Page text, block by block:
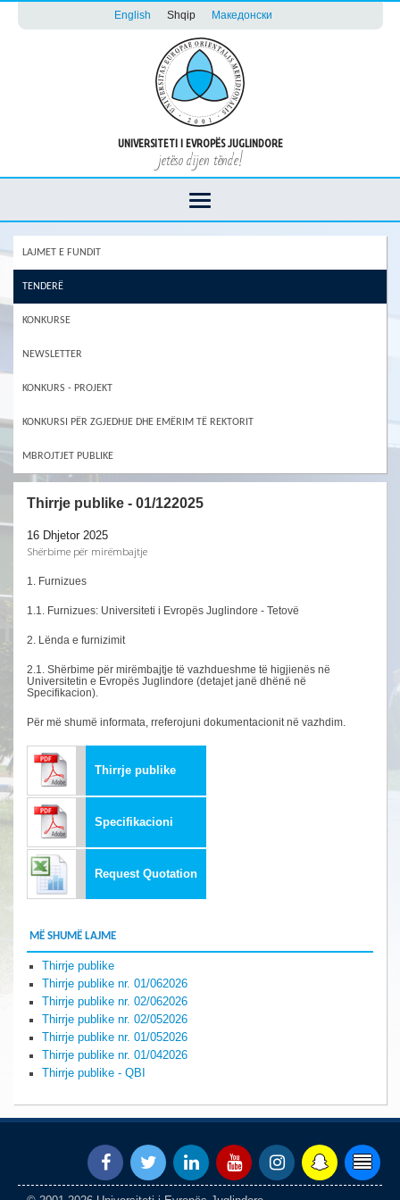
English Shqip Македонски
UNIVERSITETI I EVROPËS JUGLINDORE
jetëso dijen tënde!
LAJMET E FUNDIT
TENDERË
KONKURSE
NEWSLETTER
KONKURS - PROJEKT
KONKURSI PËR ZGJEDHJE DHE EMËRIM TË REKTORIT
MBROJTJET PUBLIKE
Thirrje publike - 01/122025
16 Dhjetor 2025
Shërbime për mirëmbajtje
1. Furnizues
1.1. Furnizues: Universiteti i Evropës Juglindore - Tetovë
2. Lënda e furnizimit
2.1. Shërbime për mirëmbajtje të vazhdueshme të higjienës në
Universitetin e Evropës Juglindore (detajet janë dhënë në
Specifikacion).
Për më shumë informata, rreferojuni dokumentacionit në vazhdim.
Thirrje publike
Specifikacioni
Request Quotation
MË SHUMË LAJME
Thirrje publike
Thirrje publike nr. 01/062026
Thirrje publike nr. 02/062026
Thirrje publike nr. 02/052026
Thirrje publike nr. 01/052026
Thirrje publike nr. 01/042026
Thirrje publike - QBI